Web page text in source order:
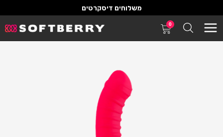
משלוחים דיסקרטים
0